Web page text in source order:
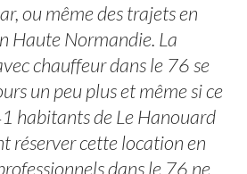
ou même des trajets en
Haute Normandie. La
chauffeur dans le 76 se
un peu plus et même si ce
habitants de Le Hanouard
réserver cette location en
dans le 76 ne